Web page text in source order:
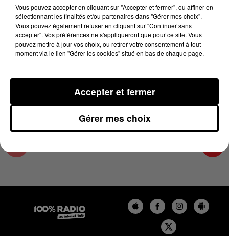
3 janvier 2024 - 2 min 22 sec
LES INFOS DU GRAND TOULOUSE DU
03/01/2024 À 09H59
Podcasts infos du grand Toulouse
Vous pouvez accepter en cliquant sur "Accepter et fermer", ou affiner en
sélectionnant les finalités et/ou partenaires dans "Gérer mes choix".
Vous pouvez également refuser en cliquant sur "Continuer sans
accepter". Vos préférences ne s'appliqueront que pour ce site. Vous
pouvez mettre à jour vos choix, ou retirer votre consentement à tout
moment via le lien "Gérer les cookies" situé en bas de chaque page.
Gérer mes choix
Accepter et fermer